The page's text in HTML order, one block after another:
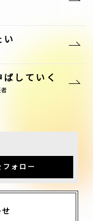
い
していく
者
フォロー